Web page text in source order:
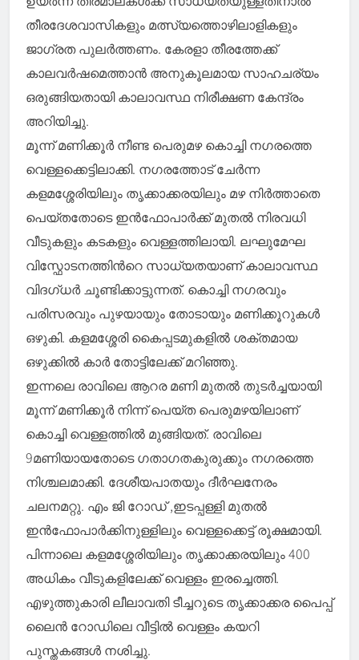
തീരദേശവാസികളും മത്സ്യത്തൊഴിലാളികളും
ജാഗ്രത പുലർത്തണം. കേരളാ തീരത്തേക്ക്
കാലവർഷമെത്താൻ അനുകൂലമായ സാഹചര്യം
ഒരുങ്ങിയതായി കാലാവസ്ഥ നിരീക്ഷണ കേന്ദ്രം
അറിയിച്ചു.
മൂന്ന് മണിക്കൂർ നീണ്ട പെരുമഴ കൊച്ചി നഗരത്തെ
വെള്ളക്കെട്ടിലാക്കി. നഗരത്തോട് ചേർന്ന
കളമശ്ശേരിയിലും തൃക്കാക്കരയിലും മഴ നിർത്താതെ
പെയ്തതോടെ ഇൻഫോപാർക്ക് മുതൽ നിരവധി
വീടുകളും കടകളും വെള്ളത്തിലായി. ലഘുമേഘ
വിസ്ഫോടനത്തിൻറെ സാധ്യതയാണ് കാലാവസ്ഥ
വിദഗ്ധർ ചൂണ്ടിക്കാട്ടുന്നത്. കൊച്ചി നഗരവും
പരിസരവും പുഴയായും തോടായും മണിക്കൂറുകൾ
ഒഴുകി. കളമശ്ശേരി കൈപ്പടമുകളിൽ ശക്തമായ
ഒഴുക്കിൽ കാർ തോട്ടിലേക്ക് മറിഞ്ഞു.
ഇന്നലെ രാവിലെ ആറര മണി മുതൽ തുടർച്ചയായി
മൂന്ന് മണിക്കൂർ നിന്ന് പെയ്ത പെരുമഴയിലാണ്
കൊച്ചി വെള്ളത്തിൽ മുങ്ങിയത്. രാവിലെ
9മണിയായതോടെ ഗതാഗതകുരുക്കും നഗരത്തെ
നിശ്ചലമാക്കി. ദേശീയപാതയും ദീർഘനേരം
ചലനമറ്റു. എം ജി റോഡ് ,ഇടപ്പള്ളി മുതൽ
ഇൻഫോപാർക്കിനുള്ളിലും വെള്ളക്കെട്ട് രൂക്ഷമായി.
പിന്നാലെ കളമശ്ശേരിയിലും തൃക്കാക്കരയിലും 400
അധികം വീടുകളിലേക്ക് വെള്ളം ഇരച്ചെത്തി.
എഴുത്തുകാരി ലീലാവതി ടീച്ചറുടെ തൃക്കാക്കര പൈപ്പ്
ലൈൻ റോഡിലെ വീട്ടിൽ വെള്ളം കയറി
പുസ്തകങ്ങൾ നശിച്ചു.